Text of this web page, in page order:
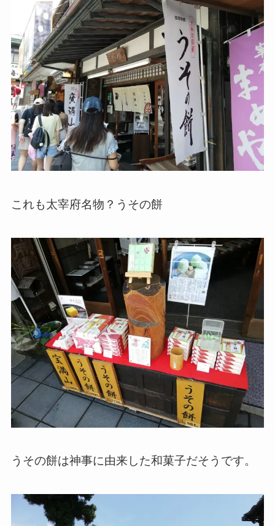
これも太宰府名物？うその餅
うその餅は神事に由来した和菓子だそうです。